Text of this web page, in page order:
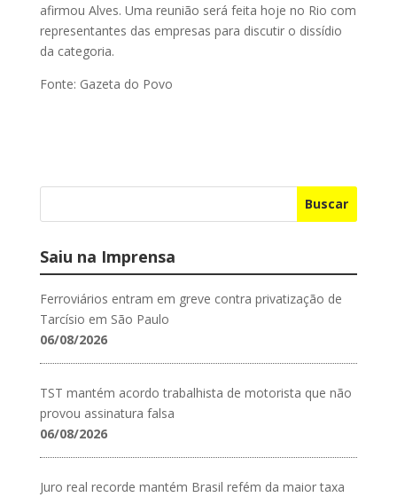
afirmou Alves. Uma reunião será feita hoje no Rio com
representantes das empresas para discutir o dissídio
da categoria.
Fonte: Gazeta do Povo
Buscar
Saiu na Imprensa
Ferroviários entram em greve contra privatização de
Tarcísio em São Paulo
06/08/2026
TST mantém acordo trabalhista de motorista que não
provou assinatura falsa
06/08/2026
Juro real recorde mantém Brasil refém da maior taxa